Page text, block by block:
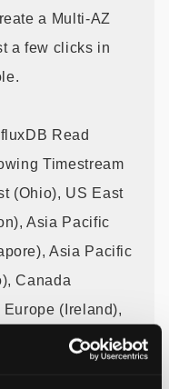
a Multi-AZ
a few clicks in
Read
Timestream
(Ohio), US East
Asia Pacific
Asia Pacific
Canada
(Ireland),
Europe